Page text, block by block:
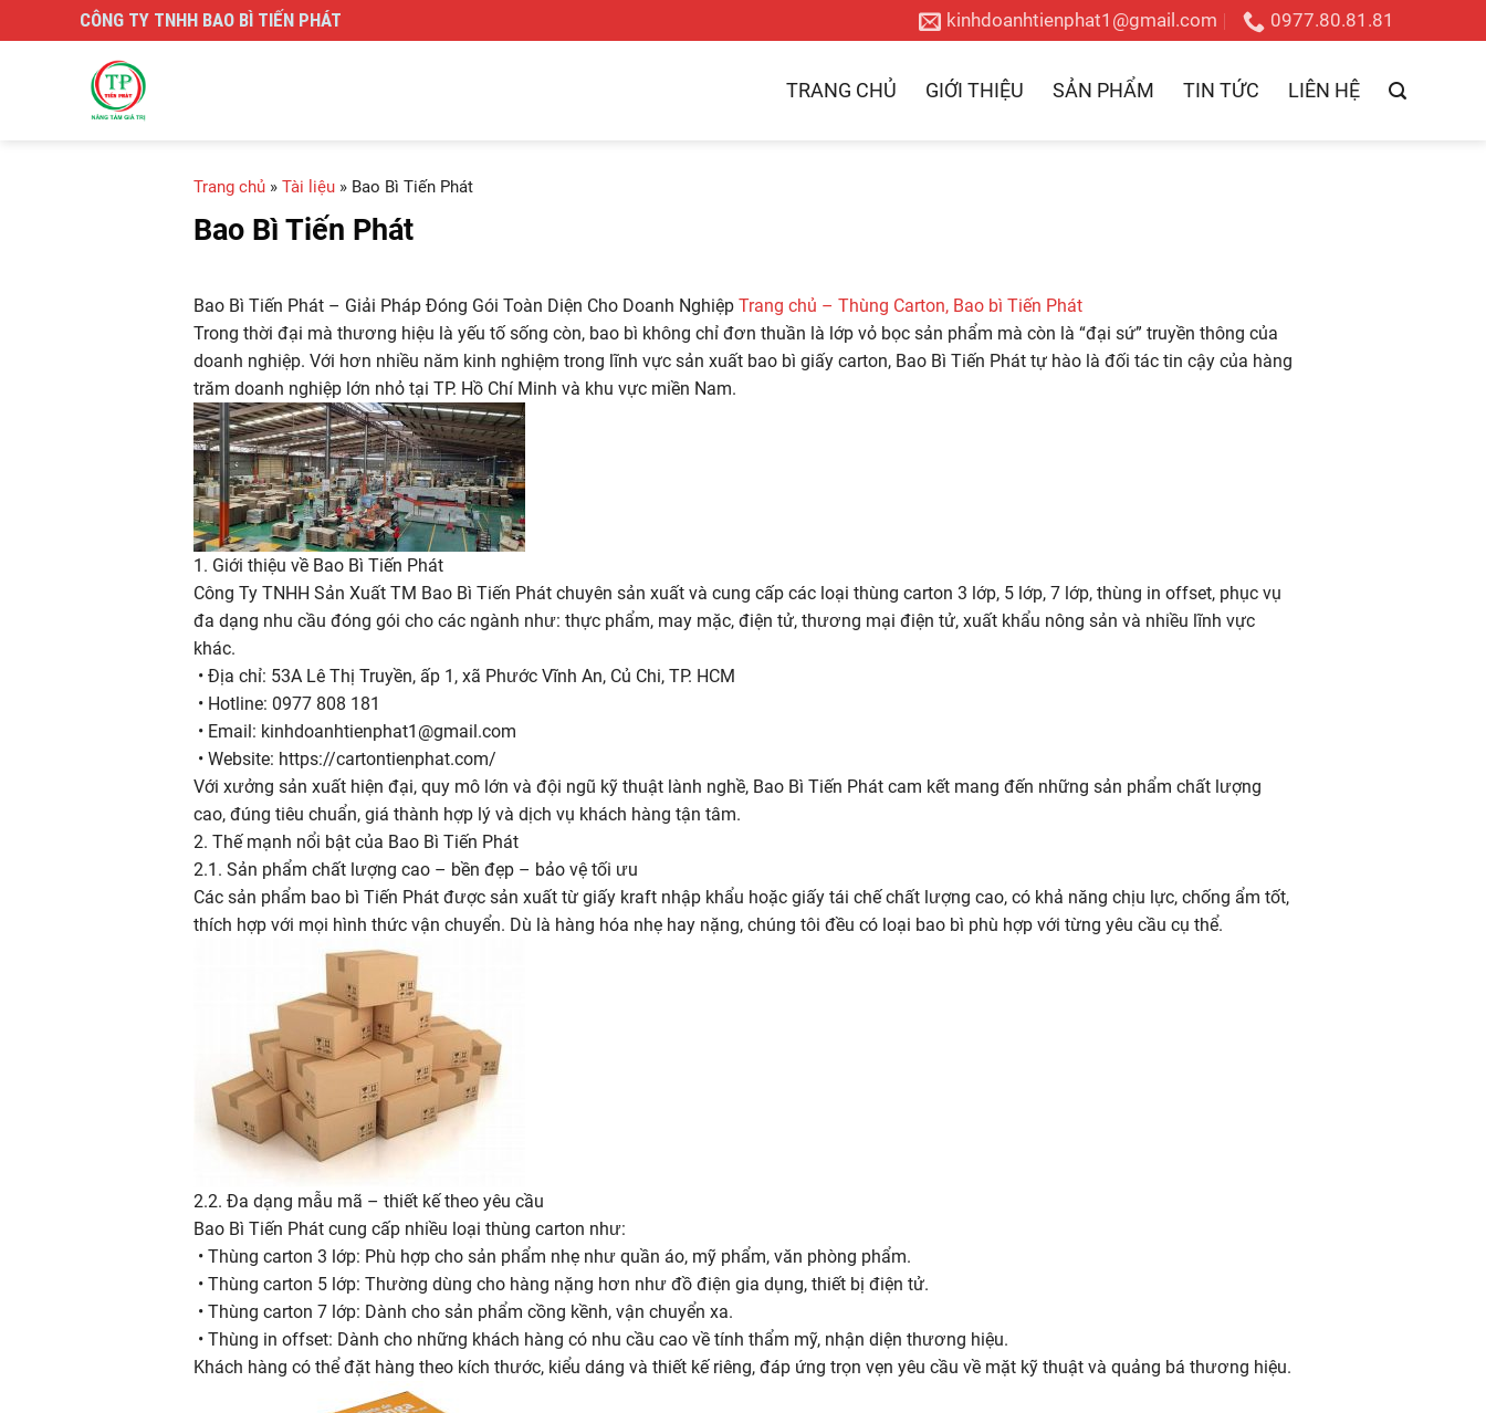
to
CÔNG TY TNHH BAO BÌ TIẾN PHÁT kinhdoanhtienphat1@gmail.com 0977.80.81.81
TRANG CHỦ GIỚI THIỆU SẢN PHẨM TIN TỨC LIÊN HỆ
Trang chủ» Tài liệu» Bao Bì Tiến Phát
Bao Bì Tiến Phát
Bao Bì Tiến Phát – Giải Pháp Đóng Gói Toàn Diện Cho Doanh Nghiệp Trang chủ – Thùng Carton, Bao bì Tiến Phát
Trong thời đại mà thương hiệu là yếu tố sống còn, bao bì không chỉ đơn thuần là lớp vỏ bọc sản phẩm mà còn là “đại sứ” truyền thông của
doanh nghiệp. Với hơn nhiều năm kinh nghiệm trong lĩnh vực sản xuất bao bì giấy carton, Bao Bì Tiến Phát tự hào là đối tác tin cậy của hàng
trăm doanh nghiệp lớn nhỏ tại TP. Hồ Chí Minh và khu vực miền Nam.
1. Giới thiệu về Bao Bì Tiến Phát
Công Ty TNHH Sản Xuất TM Bao Bì Tiến Phát chuyên sản xuất và cung cấp các loại thùng carton 3 lớp, 5 lớp, 7 lớp, thùng in offset, phục vụ
đa dạng nhu cầu đóng gói cho các ngành như: thực phẩm, may mặc, điện tử, thương mại điện tử, xuất khẩu nông sản và nhiều lĩnh vực
khác.
• Địa chỉ: 53A Lê Thị Truyền, ấp 1, xã Phước Vĩnh An, Củ Chi, TP. HCM
• Hotline: 0977 808 181
• Email: kinhdoanhtienphat1@gmail.com
• Website: https://cartontienphat.com/
Với xưởng sản xuất hiện đại, quy mô lớn và đội ngũ kỹ thuật lành nghề, Bao Bì Tiến Phát cam kết mang đến những sản phẩm chất lượng
cao, đúng tiêu chuẩn, giá thành hợp lý và dịch vụ khách hàng tận tâm.
2. Thế mạnh nổi bật của Bao Bì Tiến Phát
2.1. Sản phẩm chất lượng cao – bền đẹp – bảo vệ tối ưu
Các sản phẩm bao bì Tiến Phát được sản xuất từ giấy kraft nhập khẩu hoặc giấy tái chế chất lượng cao, có khả năng chịu lực, chống ẩm tốt,
thích hợp với mọi hình thức vận chuyển. Dù là hàng hóa nhẹ hay nặng, chúng tôi đều có loại bao bì phù hợp với từng yêu cầu cụ thể.
2.2. Đa dạng mẫu mã – thiết kế theo yêu cầu
Bao Bì Tiến Phát cung cấp nhiều loại thùng carton như:
• Thùng carton 3 lớp: Phù hợp cho sản phẩm nhẹ như quần áo, mỹ phẩm, văn phòng phẩm.
• Thùng carton 5 lớp: Thường dùng cho hàng nặng hơn như đồ điện gia dụng, thiết bị điện tử.
• Thùng carton 7 lớp: Dành cho sản phẩm cồng kềnh, vận chuyển xa.
• Thùng in offset: Dành cho những khách hàng có nhu cầu cao về tính thẩm mỹ, nhận diện thương hiệu.
Khách hàng có thể đặt hàng theo kích thước, kiểu dáng và thiết kế riêng, đáp ứng trọn vẹn yêu cầu về mặt kỹ thuật và quảng bá thương hiệu.